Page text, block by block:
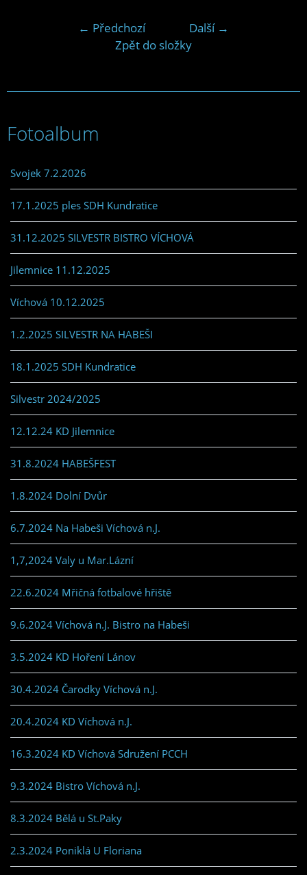
← Předchozí
Další →
Zpět do složky
Fotoalbum
Svojek 7.2.2026
17.1.2025 ples SDH Kundratice
31.12.2025 SILVESTR BISTRO VÍCHOVÁ
Jilemnice 11.12.2025
Víchová 10.12.2025
1.2.2025 SILVESTR NA HABEŠI
18.1.2025 SDH Kundratice
Silvestr 2024/2025
12.12.24 KD Jilemnice
31.8.2024 HABEŠFEST
1.8.2024 Dolní Dvůr
6.7.2024 Na Habeši Víchová n.J.
1,7,2024 Valy u Mar.Lázní
22.6.2024 Mřičná fotbalové hřiště
9.6.2024 Víchová n.J. Bistro na Habeši
3.5.2024 KD Hoření Lánov
30.4.2024 Čarodky Víchová n.J.
20.4.2024 KD Víchová n.J.
16.3.2024 KD Víchová Sdružení PCCH
9.3.2024 Bistro Víchová n.J.
8.3.2024 Bělá u St.Paky
2.3.2024 Poniklá U Floriana